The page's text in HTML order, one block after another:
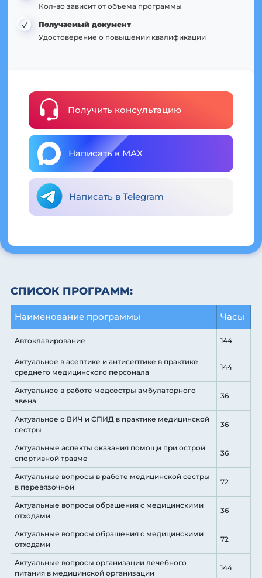
Кол-во зависит от объема программы
Получаемый документ
Удостоверение о повышении квалификации
Получить консультацию
Написать в MAX
Написать в Telegram
СПИСОК ПРОГРАММ:
Наименование программы Часы
Автоклавирование 144
Актуальное в асептике и антисептике в практике
среднего медицинского персонала
144
Актуальное в работе медсестры амбулаторного
звена
36
Актуальное о ВИЧ и СПИД в практике медицинской
сестры
36
Актуальные аспекты оказания помощи при острой
спортивной травме
36
Актуальные вопросы в работе медицинской сестры
в перевязочной
72
Актуальные вопросы обращения с медицинскими
отходами
36
Актуальные вопросы обращения с медицинскими
отходами
72
Актуальные вопросы организации лечебного
питания в медицинской организации
144